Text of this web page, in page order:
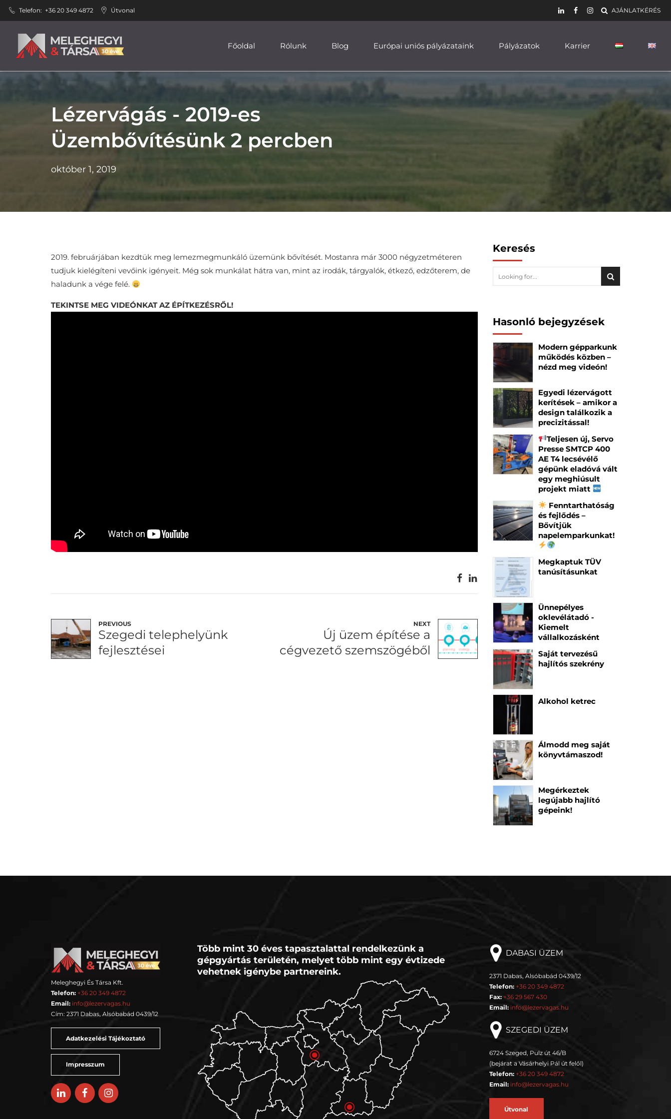
Telefon: +36 20 349 4872 Útvonal AJÁNLATKÉRÉS
Főoldal Rólunk Blog Európai uniós pályázataink Pályázatok Karrier
Lézervágás - 2019-es
Üzembővítésünk 2 percben
október 1, 2019
2019. februárjában kezdtük meg lemezmegmunkáló üzemünk bővítését. Mostanra már 3000 négyzetméteren
tudjuk kielégíteni vevőink igényeit. Még sok munkálat hátra van, mint az irodák, tárgyalók, étkező, edzőterem, de
haladunk a vége felé.
TEKINTSE MEG VIDEÓNKAT AZ ÉPÍTKEZÉSRŐL!
PREVIOUS
Szegedi telephelyünk
fejlesztései
NEXT
Új üzem építése a
cégvezető szemszögéből
Keresés
Hasonló bejegyzések
Modern gépparkunk
működés közben –
nézd meg videón!
Egyedi lézervágott
kerítések – amikor a
design találkozik a
precizitással!
Teljesen új, Servo
Presse SMTCP 400
AE T4 lecsévélő
gépünk eladóvá vált
egy meghiúsult
projekt miatt
Fenntarthatóság
és fejlődés –
Bővítjük
napelemparkunkat!
Megkaptuk TÜV
tanúsításunkat
Ünnepélyes
oklevélátadó -
Kiemelt
vállalkozásként
Saját tervezésű
hajlítós szekrény
Alkohol ketrec
Álmodd meg saját
könyvtámaszod!
Megérkeztek
legújabb hajlító
gépeink!
Meleghegyi És Társa Kft.
Telefon: +36 20 349 4872
Email: info@lezervagas.hu
Cím: 2371 Dabas, Alsóbabád 0439/12
Adatkezelési Tájékoztató
Impresszum
Több mint 30 éves tapasztalattal rendelkezünk a
gépgyártás területén, melyet több mint egy évtizede
vehetnek igénybe partnereink.
DABASI ÜZEM
2371 Dabas, Alsóbabád 0439/12
Telefon: +36 20 349 4872
Fax: +36 29 567 430
Email: info@lezervagas.hu
SZEGEDI ÜZEM
6724 Szeged, Pulz út 46/B
(bejárat a Vásárhelyi Pál út felől)
Telefon: +36 20 349 4872
Email: info@lezervagas.hu
Útvonal